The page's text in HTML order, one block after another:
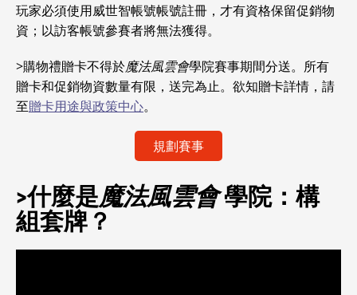
玩家必須使用威世智帳號帳號註冊，才有資格保留促銷物
資；以訪客帳號參賽者將無法獲得。
>購物禮贈卡不得於魔法風雲會學院賽事期間分送。所有
贈卡和促銷物資數量有限，送完為止。欲知贈卡詳情，請
至贈卡用途與政策中心。
規劃賽事
>什麼是魔法風雲會學院：構
組套牌？